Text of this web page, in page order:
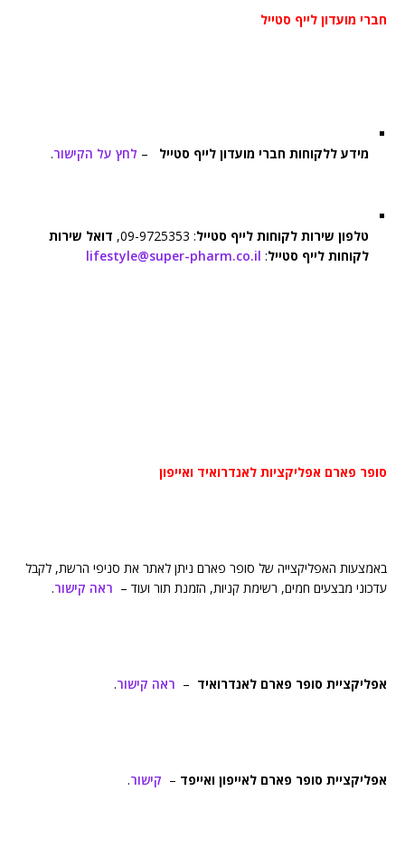
חברי מועדון לייף סטייל
מידע ללקוחות חברי מועדון לייף סטייל – לחץ על הקישור.
טלפון שירות לקוחות לייף סטייל: 09-9725353,
דואל שירות
לקוחות לייף סטייל:
lifestyle@super-pharm.co.il
סופר פארם אפליקציות לאנדרואיד ואייפון
באמצעות האפליקצייה של סופר פארם ניתן לאתר את סניפי הרשת, לקבל
עדכוני מבצעים חמים, רשימת קניות, הזמנת תור ועוד – ראה קישור.
אפליקציית סופר פארם לאנדרואיד – ראה קישור.
אפליקציית סופר פארם לאייפון ואייפד – קישור.